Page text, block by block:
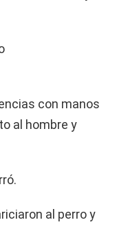
con manos
al hombre y
al perro y